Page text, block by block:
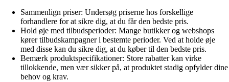
Sammenlign priser: Undersøg priserne hos forskellige
forhandlere for at sikre dig, at du får den bedste pris.
Hold øje med tilbudsperioder: Mange butikker og webshops
kører tilbudskampagner i bestemte perioder. Ved at holde øje
med disse kan du sikre dig, at du køber til den bedste pris.
Bemærk produktspecifikationer: Store rabatter kan virke
tillokkende, men vær sikker på, at produktet stadig opfylder dine
behov og krav.